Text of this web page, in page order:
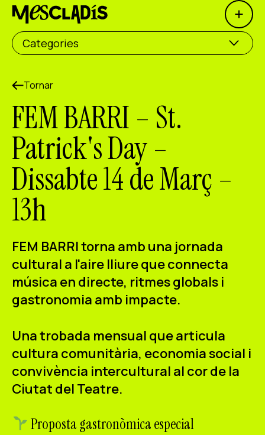
Open
Productora social
Productora d'experiències
Productora d'ocupació
Productora de coneixement
Productora cultural
Agenda
Els nostres tallers
Blog
Contacte
FacebookInstagram
ES CA EN
Categories
Tornar
FEM BARRI – St.
Patrick's Day –
Dissabte 14 de Març –
13h
FEM BARRI torna amb una jornada
cultural a l'aire lliure que connecta
música en directe, ritmes globals i
gastronomia amb impacte.
Una trobada mensual que articula
cultura comunitària, economia social i
convivència intercultural al cor de la
Ciutat del Teatre.
Proposta gastronòmica especial